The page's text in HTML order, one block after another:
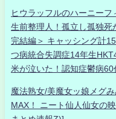
ヒウラッフルのハーニーフ
生前整理人！孤立し孤独死
完結編＞ キャッシング計
つ病統合失調症14年生
米が泣いた！認知症鬱病
魔法熟女/美魔女ッ娘メグ
MAX！ ニート仙人仙女の